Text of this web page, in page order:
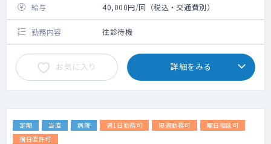
給与 40,000円/回（税込・交通費別）
勤務内容 往診待機
お気に入り 詳細をみる
定期 当直 病院 週1日勤務可 隔週勤務可
曜日相談可
宿日直許可